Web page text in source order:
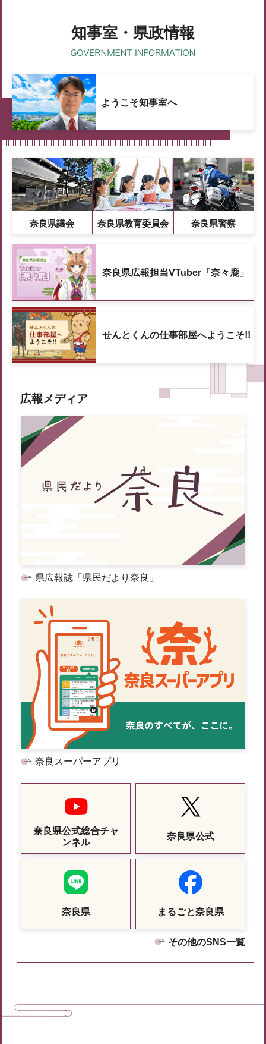
知事室・県政情報
ようこそ知事室へ
奈良県議会 奈良県教育委員会 奈良県警察
奈良県広報担当VTuber「奈々鹿」
せんとくんの仕事部屋へようこそ!!
広報メディア
県広報誌「県民だより奈良」
奈良スーパーアプリ
奈良県公式総合チャ
ンネル
奈良県公式
奈良県 まるごと奈良県
その他のSNS一覧